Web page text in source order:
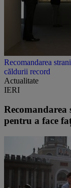
Recomandarea
căldurii record
Actualitate
IERI
pentru a face